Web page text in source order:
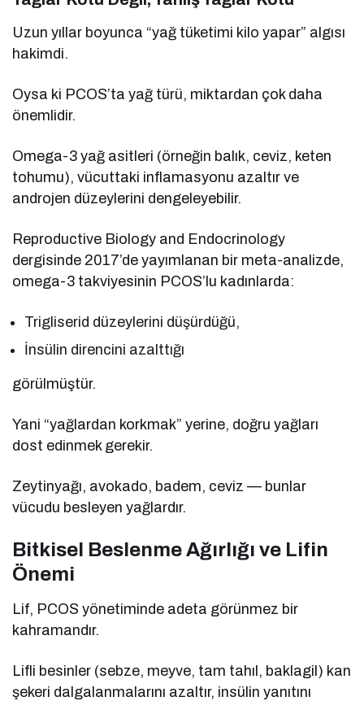
Uzun yıllar boyunca “yağ tüketimi kilo yapar” algısı
hakimdi.
Oysa ki PCOS’ta yağ türü, miktardan çok daha
önemlidir.
Omega-3 yağ asitleri (örneğin balık, ceviz, keten
tohumu), vücuttaki inflamasyonu azaltır ve
androjen düzeylerini dengeleyebilir.
Reproductive Biology and Endocrinology
dergisinde 2017’de yayımlanan bir meta-analizde,
omega-3 takviyesinin PCOS’lu kadınlarda:
Trigliserid düzeylerini düşürdüğü,
İnsülin direncini azalttığı
görülmüştür.
Yani “yağlardan korkmak” yerine, doğru yağları
dost edinmek gerekir.
Zeytinyağı, avokado, badem, ceviz — bunlar
vücudu besleyen yağlardır.
Bitkisel Beslenme Ağırlığı ve Lifin
Önemi
Lif, PCOS yönetiminde adeta görünmez bir
kahramandır.
Lifli besinler (sebze, meyve, tam tahıl, baklagil) kan
şekeri dalgalanmalarını azaltır, insülin yanıtını